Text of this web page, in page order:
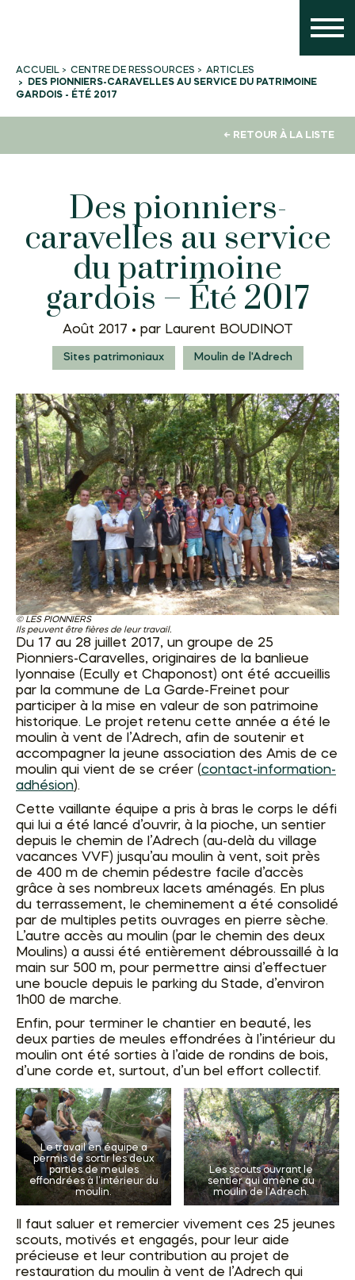
ACCUEIL CENTRE DE RESSOURCES
ARTICLES
DES PIONNIERS-CARAVELLES AU SERVICE DU PATRIMOINE
GARDOIS - ÉTÉ 2017
← RETOUR À LA LISTE
Des pionniers-
caravelles au service
du patrimoine
gardois – Été 2017
Août 2017 • par Laurent BOUDINOT
Sites patrimoniaux Moulin de l'Adrech
LES PIONNIERS
Ils peuvent être fières de leur travail.
Du 17 au 28 juillet 2017, un groupe de 25
Pionniers-Caravelles, originaires de la banlieue
lyonnaise (Ecully et Chaponost) ont été accueillis
par la commune de La Garde-Freinet pour
participer à la mise en valeur de son patrimoine
historique. Le projet retenu cette année a été le
moulin à vent de l’Adrech, afin de soutenir et
accompagner la jeune association des Amis de ce
moulin qui vient de se créer (contact-information-
adhésion).
Cette vaillante équipe a pris à bras le corps le défi
qui lui a été lancé d’ouvrir, à la pioche, un sentier
depuis le chemin de l’Adrech (au-delà du village
vacances VVF) jusqu’au moulin à vent, soit près
de 400 m de chemin pédestre facile d’accès
grâce à ses nombreux lacets aménagés. En plus
du terrassement, le cheminement a été consolidé
par de multiples petits ouvrages en pierre sèche.
L’autre accès au moulin (par le chemin des deux
Moulins) a aussi été entièrement débroussaillé à la
main sur 500 m, pour permettre ainsi d’effectuer
une boucle depuis le parking du Stade, d’environ
1h00 de marche.
Enfin, pour terminer le chantier en beauté, les
deux parties de meules effondrées à l’intérieur du
moulin ont été sorties à l’aide de rondins de bois,
d’une corde et, surtout, d’un bel effort collectif.
Le travail en équipe a
permis de sortir les deux
parties de meules
effondrées à l’intérieur du
moulin.
Les scouts ouvrant le
sentier qui amène au
moulin de l’Adrech.
Il faut saluer et remercier vivement ces 25 jeunes
scouts, motivés et engagés, pour leur aide
précieuse et leur contribution au projet de
restauration du moulin à vent de l’Adrech qui